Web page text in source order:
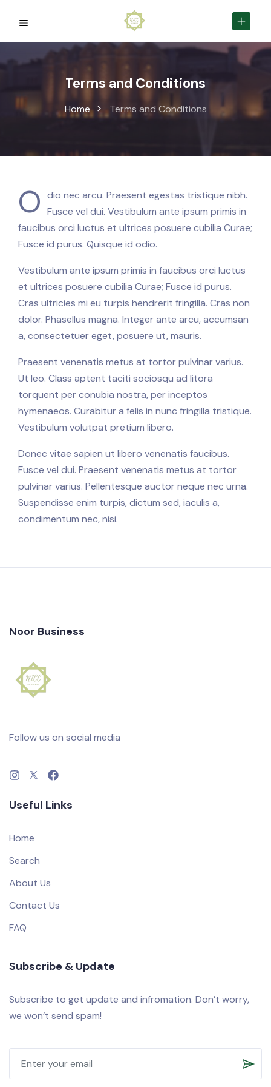
Terms and Conditions
Home Terms and Conditions
O dio nec arcu. Praesent egestas tristique nibh.
Fusce vel dui. Vestibulum ante ipsum primis in
faucibus orci luctus et ultrices posuere cubilia Curae;
Fusce id purus. Quisque id odio.
Vestibulum ante ipsum primis in faucibus orci luctus
et ultrices posuere cubilia Curae; Fusce id purus.
Cras ultricies mi eu turpis hendrerit fringilla. Cras non
dolor. Phasellus magna. Integer ante arcu, accumsan
a, consectetuer eget, posuere ut, mauris.
Praesent venenatis metus at tortor pulvinar varius.
Ut leo. Class aptent taciti sociosqu ad litora
torquent per conubia nostra, per inceptos
hymenaeos. Curabitur a felis in nunc fringilla tristique.
Vestibulum volutpat pretium libero.
Donec vitae sapien ut libero venenatis faucibus.
Fusce vel dui. Praesent venenatis metus at tortor
pulvinar varius. Pellentesque auctor neque nec urna.
Suspendisse enim turpis, dictum sed, iaculis a,
condimentum nec, nisi.
Noor Business
Follow us on social media
Useful Links
Home
Search
About Us
Contact Us
FAQ
Subscribe & Update
Subscribe to get update and infromation. Don’t worry,
we won’t send spam!